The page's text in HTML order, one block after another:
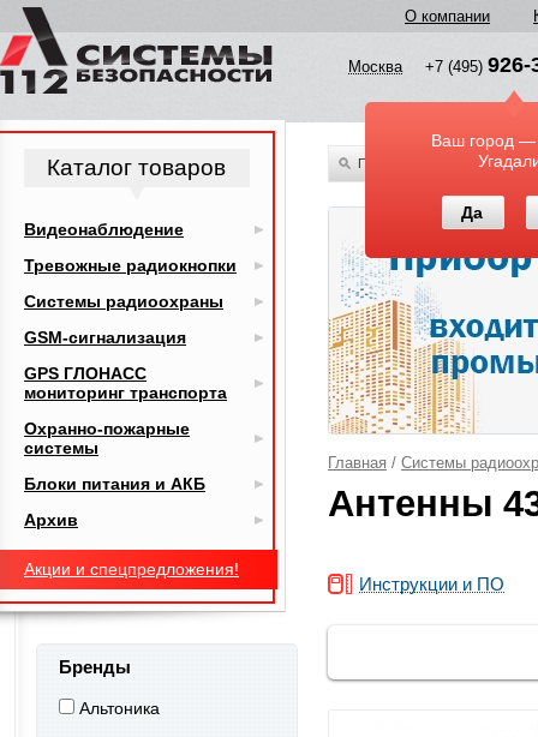
О компании
Москва +7 (495) 926-
Ваш город —
Да
По всему каталогу
Главная / Системы
Антенны
Инструкции и ПО
Каталог товаров
Видеонаблюдение
Тревожные радиокнопки
Системы радиоохраны
GSM-сигнализация
GPS ГЛОНАСС
мониторинг транспорта
Охранно-пожарные
системы
Блоки питания и АКБ
Архив
Акции и спецпредложения!
Бренды
Альтоника